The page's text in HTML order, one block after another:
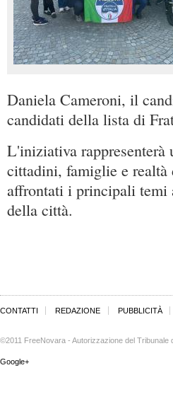
Daniela Cameroni, il
candidati della lista di
L'iniziativa
cittadini, famiglie e
affrontati i principali
della città.
CONTATTI REDAZIONE PUBBLICITÀ
©2011 FreeNovara - Autorizzazione del
Google+